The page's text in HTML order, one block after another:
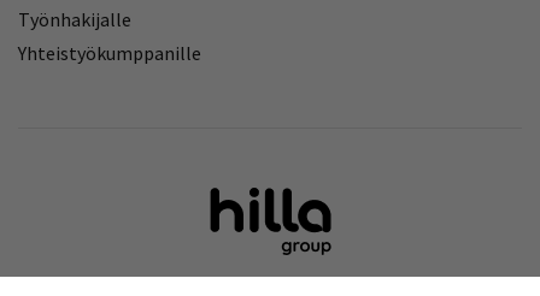
Työnhakijalle
Yhteistyökumppanille